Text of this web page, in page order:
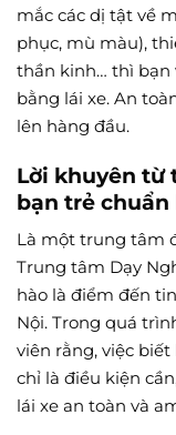
mắc các dị tật về
phục, mù màu),
thần kinh… thì bạn
bằng lái xe. An
lên hàng đầu.
Lời khuyên từ
bạn trẻ
Là một trung tâm
Trung tâm Dạy
hào là điểm đến
Nội. Trong quá
viên rằng, việc biết
chỉ là điều kiện
lái xe an toàn và